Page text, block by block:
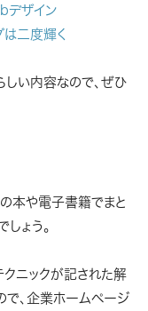
ザイン
二度輝く
しい内容なので、ぜひ
本や電子書籍でまと
ょう。
ニックが記された解
、企業ホームページ